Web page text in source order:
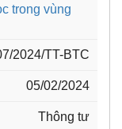
trong vùng
2024/TT-BTC
05/02/2024
Thông tư